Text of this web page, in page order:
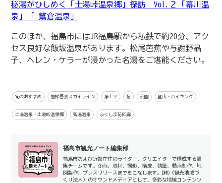
秘湯がひしめく「土湯峠温泉郷」探訪 Vol.２「幕川温
泉」「 鷲倉温泉」
このほか、福島市にはJR福島駅から私鉄で約20分、アク
セス良好な飯坂温泉があります。松尾芭蕉や与謝野晶
子、ヘレン・ケラーが浸かった名湯をご堪能ください。
旬のおすすめ 磐梯吾妻スカイライン 浄土平 花 公園 登山・ハイキング
土湯温泉・土湯峠温泉郷 高湯温泉 ふくしま花回廊
福島市観光ノート編集部
福島市および近郊在住のライター、クリエイターで構成する編
集チームです。企画、取材、撮影、構成、執筆、動画制作、地
図製作、プレスリリースまでをこなします。DMO（観光地域づ
くり法人）のオウンドメディアとして、多彩な地域コンテンツ